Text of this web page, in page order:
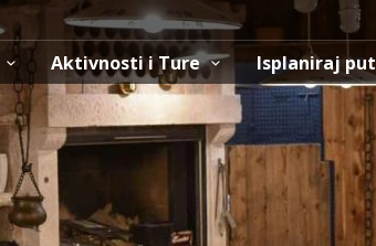
Aktivnosti i Ture Isplaniraj put